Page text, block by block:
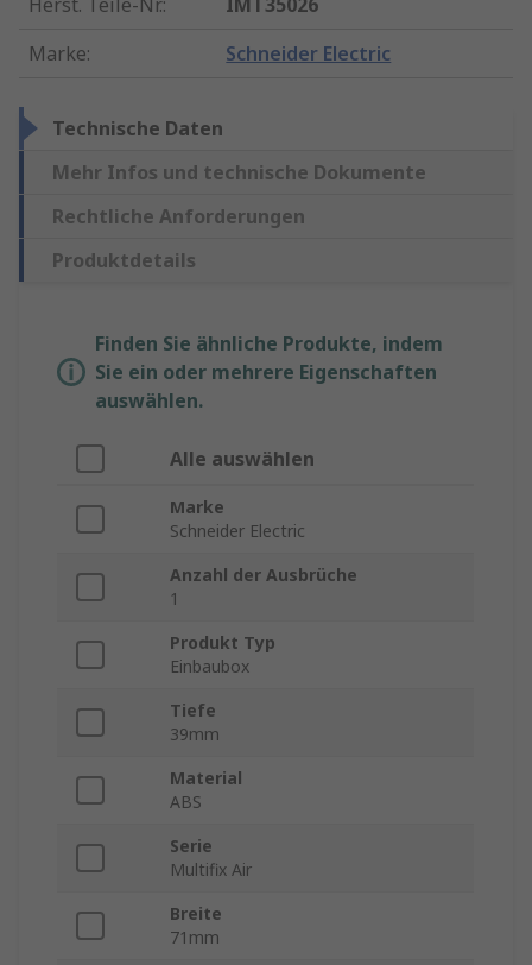
Herst. Teile-Nr.:
IMT35026
Marke: Schneider Electric
Technische Daten
Mehr Infos und technische Dokumente
Rechtliche Anforderungen
Produktdetails
Finden Sie ähnliche Produkte, indem
Sie ein oder mehrere Eigenschaften
auswählen.
Alle auswählen
Marke
Schneider Electric
Anzahl der Ausbrüche
1
Produkt Typ
Einbaubox
Tiefe
39mm
Material
ABS
Serie
Multifix Air
Breite
71mm